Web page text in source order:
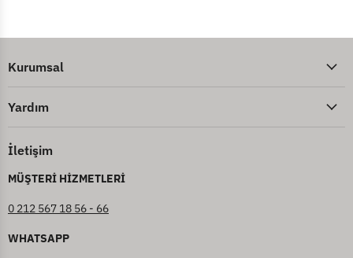
Kurumsal
Yardım
İletişim
MÜŞTERİ HİZMETLERİ
0 212 567 18 56 - 66
WHATSAPP